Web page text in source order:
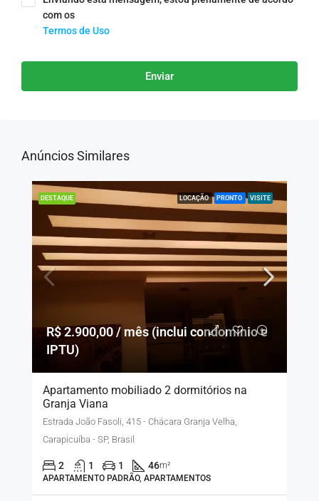
com os
Termos de Uso
Enviar
Anúncios Similares
DESTAQUE LOCAÇÃO PRONTO VISITE
R$ 2.900,00 / mês (inclui condomínio e
IPTU)
Apartamento mobiliado 2 dormitórios na
Granja Viana
Estrada João Fasoli, 415 - Chácara Granja Velha,
Carapicuíba - SP, Brasil
2 1 1 46m²
APARTAMENTO PADRÃO, APARTAMENTOS